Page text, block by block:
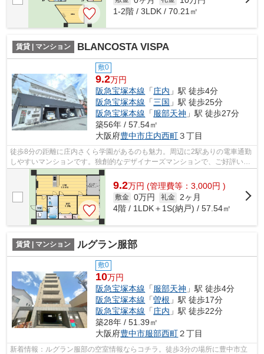
1-2階 / 3LDK / 70.21㎡
賃貸 | マンション BLANCOSTA VISPA
敷0
9.2万円
阪急宝塚本線 「庄内 」駅 徒歩4分
阪急宝塚本線 「三国 」駅 徒歩25分
阪急宝塚本線 「服部天神 」駅 徒歩27分
築56年 / 57.54㎡
大阪府豊中市庄内西町３丁目
徒歩8分の距離に庄内さくら学園があるのも魅力。周辺に2駅ありの電車通勤
しやすいマンションです。独創的なデザイナーズマンションで、ご好評いた
だいています。最上階の物件です。で...
9.2万円 (管理費等：3,000円 )
敷金 0万円 礼金 2ヶ月
4階 / 1LDK＋1S(納戸) / 57.54㎡
賃貸 | マンション ルグラン服部
敷0
10万円
阪急宝塚本線 「服部天神 」駅 徒歩4分
阪急宝塚本線 「曽根 」駅 徒歩17分
阪急宝塚本線 「庄内 」駅 徒歩22分
築28年 / 51.39㎡
大阪府豊中市服部西町２丁目
新着情報：ルグラン服部の空室情報ならコチラ。徒歩3分の場所に豊中市立